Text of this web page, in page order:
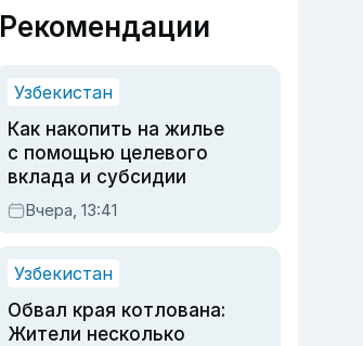
Рекомендации
Узбекистан
Как накопить на жилье
с помощью целевого
вклада и субсидии
Вчера, 13:41
Узбекистан
Обвал края котлована:
Жители несколько